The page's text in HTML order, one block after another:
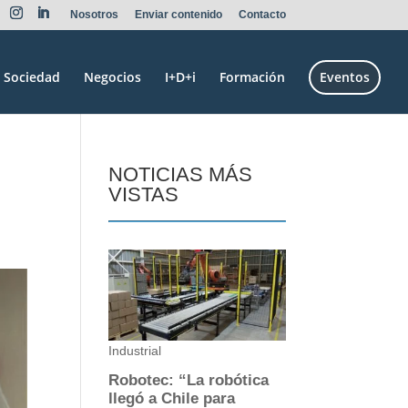
Nosotros Enviar contenido Contacto
Sociedad Negocios I+D+i Formación Eventos
NOTICIAS MÁS
VISTAS